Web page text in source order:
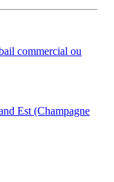
commercial ou
Est (Champagne